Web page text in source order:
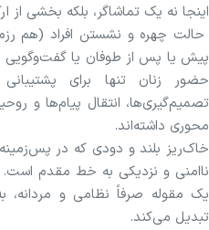
اینجا نه یک تماشاگر، بلکه بخشی
حالت چهره و نشستن افراد (هم
پیش یا پس از طوفان یا
حضور زنان تنها برای
تصمیم‌گیری‌ها، انتقال پیام‌ها و
محوری داشته‌اند.
خاک‌ریز بلند و دودی که در
ناامنی و نزدیکی به خط مقدم است.
یک مقوله صرفاً نظامی و مردانه،
تبدیل می‌کند.